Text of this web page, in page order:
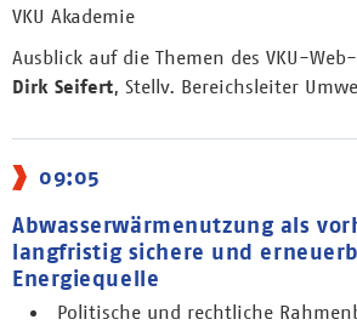
VKU Akademie
Ausblick auf die Themen des VKU-
Dirk Seifert, Stellv. Bereichsleiter
09:05
Abwasserwärmenutzung als
langfristig sichere und
Energiequelle
Politische und rechtliche